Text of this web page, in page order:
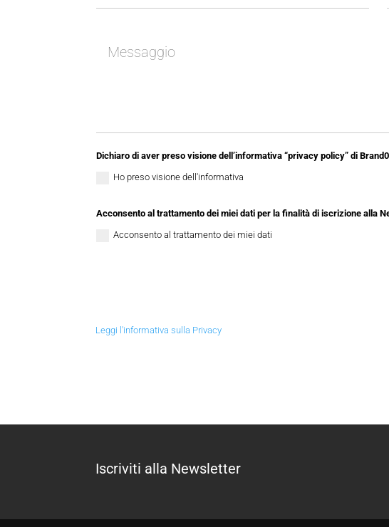
Dichiaro di aver preso visione dell’informativa “privacy policy” di
Ho preso visione dell'informativa
Acconsento al trattamento dei miei dati per la finalità di iscrizione alla
Acconsento al trattamento dei miei dati
Leggi l'informativa sulla Privacy
Iscriviti alla Newsletter